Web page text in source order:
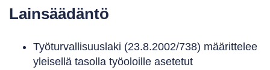
Lainsäädäntö
Työturvallisuuslaki (23.8.2002/738) määrittelee
yleisellä tasolla työoloille asetetut